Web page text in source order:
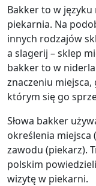
Bakker to w
piekarnia. Na
innych rodzajów
a slagerij – sklep
bakker to w
znaczeniu miejsca,
którym się go
Słowa bakker
określenia miejsca
zawodu (piekarz).
polskim
wizytę w piekarni.